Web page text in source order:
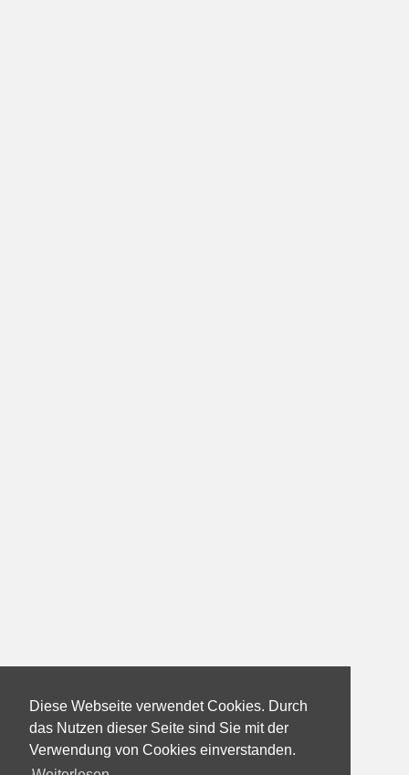
Diese Webseite verwendet Cookies. Durch
das Nutzen dieser Seite sind Sie mit der
Verwendung von Cookies einverstanden.